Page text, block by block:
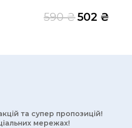
590₴502 ₴
та супер пропозицій!
мережах!